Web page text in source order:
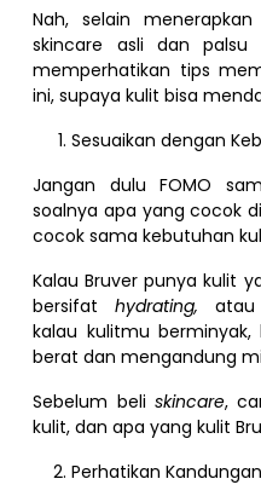
Nah, selain
skincare asli dan
memperhatikan tips
ini, supaya kulit bisa
Sesuaikan dengan
Jangan dulu FOMO
soalnya apa yang cocok
cocok sama kebutuhan
Kalau Bruver punya kulit
bersifat hydrating, atau
kalau kulitmu
berat dan mengandung
Sebelum beli skincare,
kulit, dan apa yang kulit
Perhatikan Kandungan